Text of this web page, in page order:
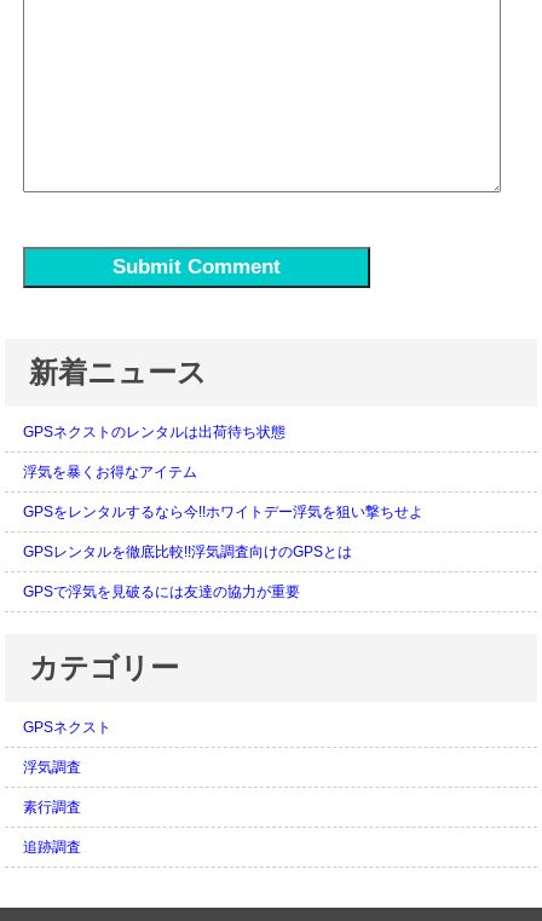
新着ニュース
GPSネクストのレンタルは出荷待ち状態
浮気を暴くお得なアイテム
GPSをレンタルするなら今!!ホワイトデー浮気を狙い撃ちせよ
GPSレンタルを徹底比較!!浮気調査向けのGPSとは
GPSで浮気を見破るには友達の協力が重要
カテゴリー
GPSネクスト
浮気調査
素行調査
追跡調査